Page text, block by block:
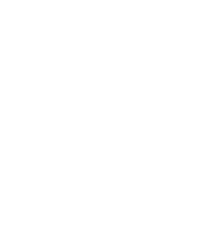
assistência técnica